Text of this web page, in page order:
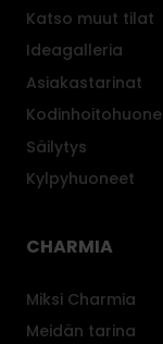
Katso muut tilat
Ideagalleria
Asiakastarinat
Säilytys
Kylpyhuoneet
CHARMIA
Miksi Charmia
Meidän tarina